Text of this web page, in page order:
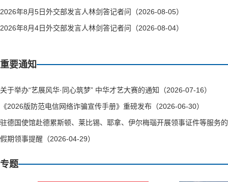
2026年8月5日外交部发言人林剑答记者问（2026-08-05）
2026年8月4日外交部发言人林剑答记者问（2026-08-04）
重要通知
关于举办“艺展风华·同心筑梦” 中华才艺大赛的通知（2026-07-16）
《2026版防范电信网络诈骗宣传手册》重磅发布（2026-06-30）
驻德国使馆赴德累斯顿、莱比锡、耶拿、伊尔梅瑙开展领事证件等服务
假期领事提醒（2026-04-29）
专题